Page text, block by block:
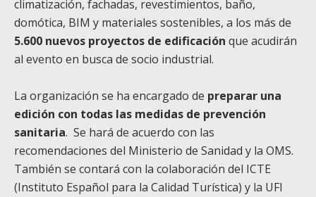
climatización, fachadas, revestimientos, baño,
domótica, BIM y materiales sostenibles, a los más de
5.600 nuevos proyectos de edificación que acudirán
al evento en busca de socio industrial.
La organización se ha encargado de preparar una
edición con todas las medidas de prevención
sanitaria. Se hará de acuerdo con las
recomendaciones del Ministerio de Sanidad y la OMS.
También se contará con la colaboración del ICTE
(Instituto Español para la Calidad Turística) y la UFI